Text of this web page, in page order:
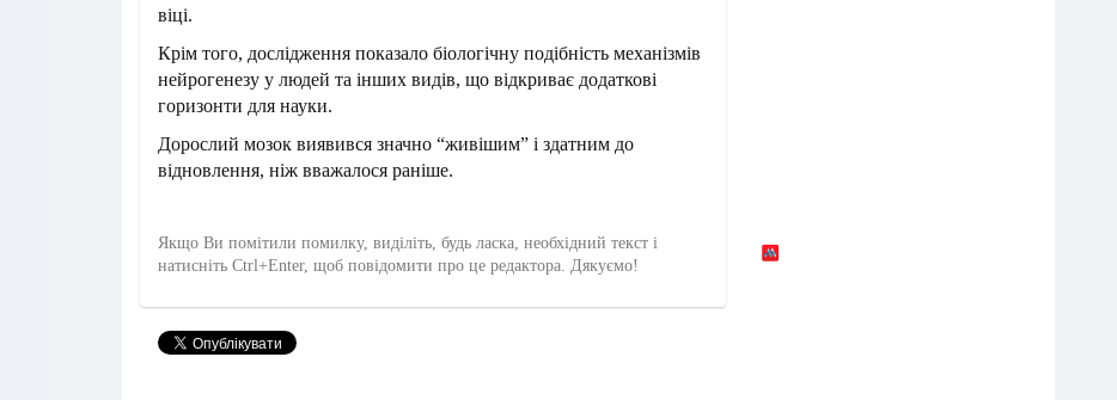
віці.
Крім того, дослідження показало біологічну подібність механізмів
нейрогенезу у людей та інших видів, що відкриває додаткові
горизонти для науки.
Дорослий мозок виявився значно “живішим” і здатним до
відновлення, ніж вважалося раніше.
Якщо Ви помітили помилку, виділіть, будь ласка, необхідний текст і
натисніть Ctrl+Enter, щоб повідомити про це редактора. Дякуємо!